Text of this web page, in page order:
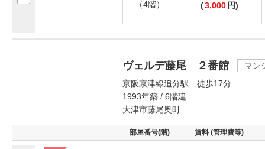
（4階） (3,000 円)
ヴェルデ藤尾 ２番館
マン
京阪京津線追分駅 徒歩17分
1993年築 / 6階建
大津市藤尾奥町
部屋番号(階) 賃料 (管理費等)